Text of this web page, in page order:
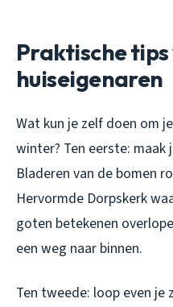
Praktische
huiseigenaren
Wat kun je zelf doen om
winter? Ten eerste: maak
Bladeren van de bomen
Hervormde Dorpskerk
goten betekenen
een weg naar binnen.
Ten tweede: loop even je